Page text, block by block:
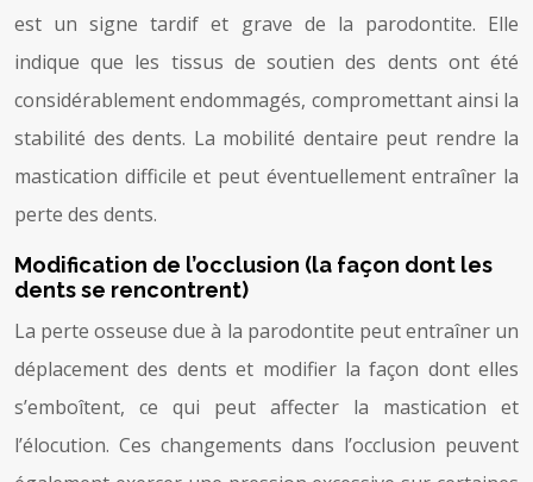
est un signe tardif et grave de la parodontite. Elle
indique que les tissus de soutien des dents ont été
considérablement endommagés, compromettant ainsi la
stabilité des dents. La mobilité dentaire peut rendre la
mastication difficile et peut éventuellement entraîner la
perte des dents.
Modification de l’occlusion (la façon dont les
dents se rencontrent)
La perte osseuse due à la parodontite peut entraîner un
déplacement des dents et modifier la façon dont elles
s’emboîtent, ce qui peut affecter la mastication et
l’élocution. Ces changements dans l’occlusion peuvent